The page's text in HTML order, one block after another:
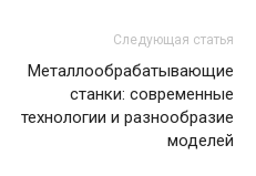
Следующая статья
Металлообрабатывающие
станки: современные
технологии и разнообразие
моделей